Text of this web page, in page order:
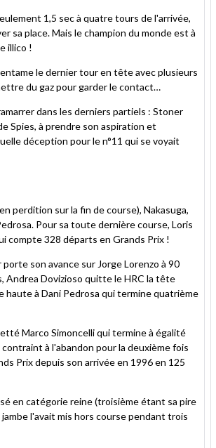
1,5 sec à quatre tours de l'arrivée,
sa place. Mais le champion du monde est à
illico !
le dernier tour en tête avec plusieurs
du gaz pour garder le contact…
dans les derniers partiels : Stoner
Spies, à prendre son aspiration et
déception pour le n°11 qui se voyait
perdition sur la fin de course), Nakasuga,
Pour sa toute dernière course, Loris
compte 328 départs en Grands Prix !
son avance sur Jorge Lorenzo à 90
Andrea Dovizioso quitte le HRC la tête
à Dani Pedrosa qui termine quatrième
Marco Simoncelli qui termine à égalité
à l'abandon pour la deuxième fois
Prix depuis son arrivée en 1996 en 125
en catégorie reine (troisième étant sa pire
l'avait mis hors course pendant trois